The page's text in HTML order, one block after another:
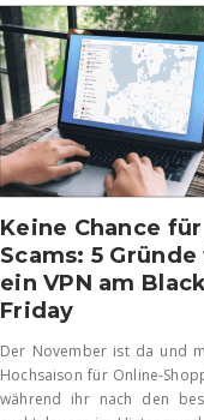
Keine Chance für
Scams: 5
ein VPN am
Friday
Der November ist da und
Hochsaison für Online-
während ihr nach den